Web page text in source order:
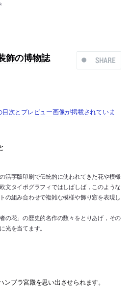
SHARE
飾の博物誌
次とプレビュー画像が掲載されていま
活字版印刷で伝統的に使われてきた花や模様
文タイポグラフィではしばしば，このような
の組み合わせで複雑な模様や飾り窓を表現し
の花」の歴史的名作の数々をとりあげ，その
光を当てます。
ブラ宮殿を思い出させられます。